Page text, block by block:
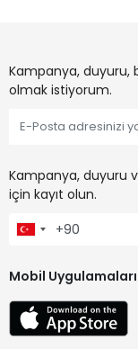
Kampanya, duyuru,
olmak istiyorum.
Kampanya, duyuru
için kayıt olun.
Mobil